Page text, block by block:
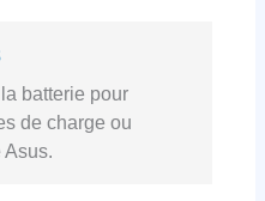
batterie pour
de charge ou
Asus.